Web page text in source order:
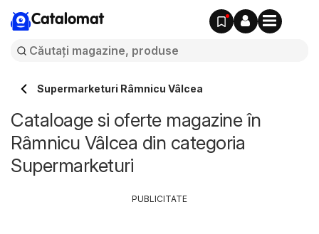
Catalomat
Supermarketuri Râmnicu Vâlcea
Cataloage si oferte magazine în
Râmnicu Vâlcea din categoria
Supermarketuri
PUBLICITATE